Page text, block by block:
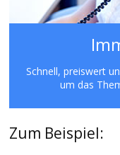
Schnell, preiswert
um das
Zum Beispiel: